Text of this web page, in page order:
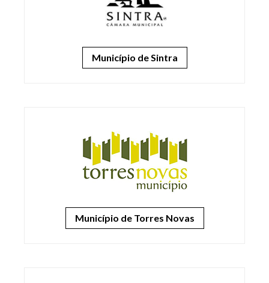
Município de Sintra
Município de Torres Novas